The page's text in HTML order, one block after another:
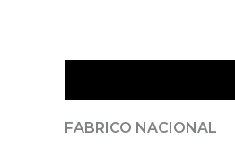
FABRICO NACIONAL